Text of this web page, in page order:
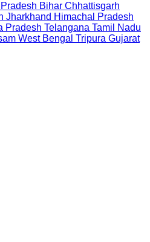
Bihar Chhattisgarh
Jharkhand Himachal Pradesh
Pradesh Telangana Tamil Nadu
West Bengal Tripura Gujarat